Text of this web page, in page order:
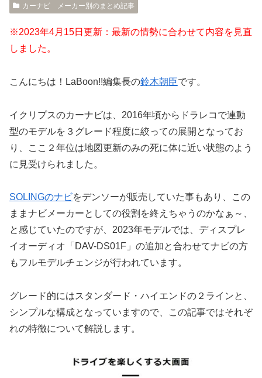
カーナビ メーカー別のまとめ記事
※2023年4月15日更新：最新の情勢に合わせて内容を見直
しました。
こんにちは！LaBoon!!編集長の鈴木朝臣です。
イクリプスのカーナビは、2016年頃からドラレコで連動
型のモデルを３グレード程度に絞っての展開となってお
り、ここ２年位は地図更新のみの死に体に近い状態のよう
に見受けられました。
SOLINGのナビをデンソーが販売していた事もあり、この
ままナビメーカーとしての役割を終えちゃうのかなぁ～、
と感じていたのですが、2023年モデルでは、ディスプレ
イオーディオ「DAV-DS01F」の追加と合わせてナビの方
もフルモデルチェンジが行われています。
グレード的にはスタンダード・ハイエンドの２ラインと、
シンプルな構成となっていますので、この記事ではそれぞ
れの特徴について解説します。